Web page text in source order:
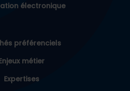
électronique
préférenciels
métier
Expertises